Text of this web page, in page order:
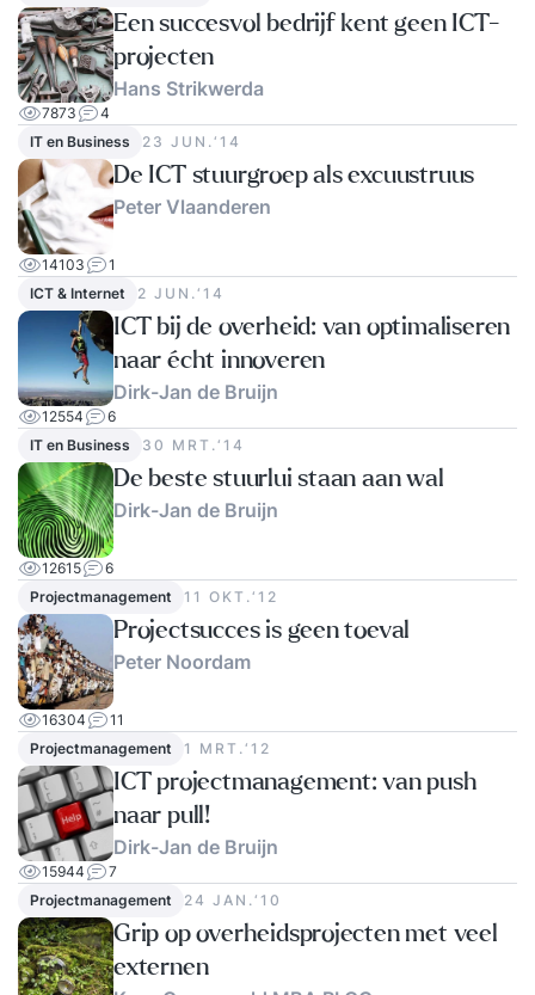
Een succesvol bedrijf kent geen ICT-
projecten
Hans Strikwerda
7873
4
IT en Business
23 JUN.‘14
De ICT stuurgroep als excuustruus
Peter Vlaanderen
14103
1
ICT & Internet
2 JUN.‘14
ICT bij de overheid: van optimaliseren
naar écht innoveren
Dirk-Jan de Bruijn
12554
6
IT en Business
30 MRT.‘14
De beste stuurlui staan aan wal
Dirk-Jan de Bruijn
12615
6
Projectmanagement
11 OKT.‘12
Projectsucces is geen toeval
Peter Noordam
16304
11
Projectmanagement
1 MRT.‘12
ICT projectmanagement: van push
naar pull!
Dirk-Jan de Bruijn
15944
7
Projectmanagement
24 JAN.‘10
Grip op overheidsprojecten met veel
externen